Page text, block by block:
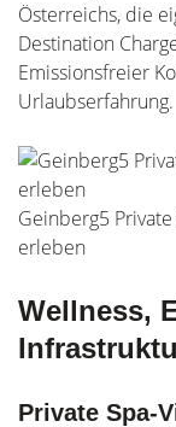
Österreichs, die
Destination
Emissionsfreier
Urlaubserfahrung.
Geinberg5
erleben
Wellness,
Private Spa-